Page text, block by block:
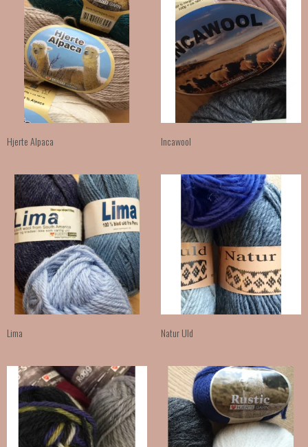
Hjerte Alpaca Incawool
Lima Natur Uld